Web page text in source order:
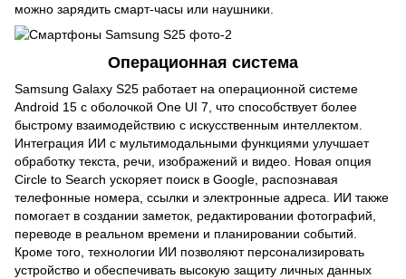
можно зарядить смарт-часы или наушники.
Операционная система
Samsung Galaxy S25 работает на операционной системе
Android 15 с оболочкой One UI 7, что способствует более
быстрому взаимодействию с искусственным интеллектом.
Интеграция ИИ с мультимодальными функциями улучшает
обработку текста, речи, изображений и видео. Новая опция
Circle to Search ускоряет поиск в Google, распознавая
телефонные номера, ссылки и электронные адреса. ИИ также
помогает в создании заметок, редактировании фотографий,
переводе в реальном времени и планировании событий.
Кроме того, технологии ИИ позволяют персонализировать
устройство и обеспечивать высокую защиту личных данных